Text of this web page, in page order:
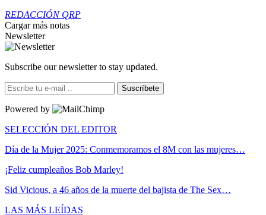
REDACCIÓN QRP
Cargar más notas
Newsletter
Subscribe our newsletter to stay updated.
Suscríbete
Powered by
SELECCIÓN DEL EDITOR
Día de la Mujer 2025: Conmemoramos el 8M con las mujeres…
¡Feliz cumpleaños Bob Marley!
Sid Vicious, a 46 años de la muerte del bajista de The Sex…
LAS MÁS LEÍDAS